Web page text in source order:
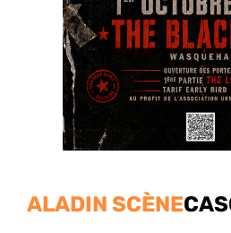
ALADIN SCÈNE